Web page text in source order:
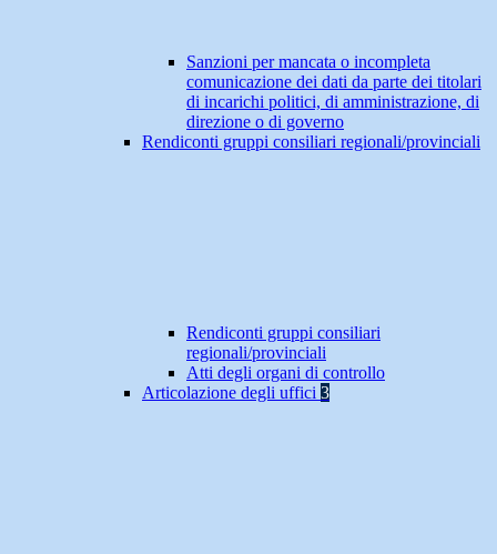
Sanzioni per mancata o incompleta
comunicazione dei dati da parte dei titolari
di incarichi politici, di amministrazione, di
direzione o di governo
Rendiconti gruppi consiliari regionali/provinciali
Rendiconti gruppi consiliari
regionali/provinciali
Atti degli organi di controllo
Articolazione degli uffici 3